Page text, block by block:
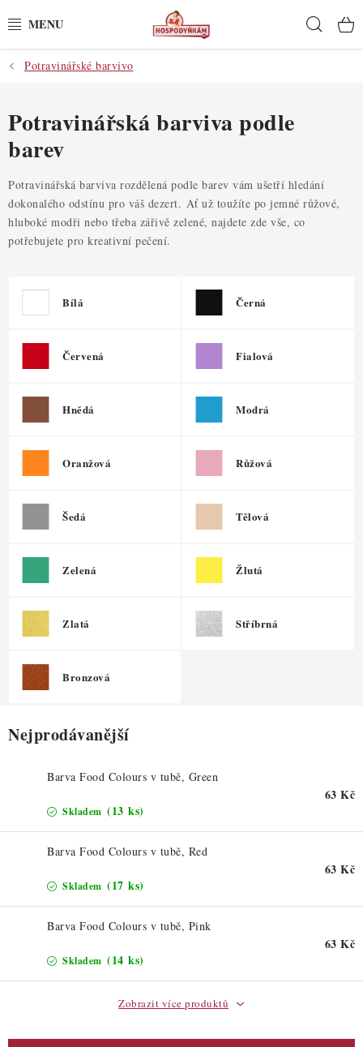
na
POTŘEBY
POMŮCKY
SUROVINY
DEKORACE
PRO OSLAVY
ZDRAVÉ PEČENÍ
DÁRKOVÉ POUKAZY
TÉMATICKÉ PRODUKTY
NOVÉ ZBOŽÍ
ZNAČKY
Nepřevzetí zásilky na dobírku
Obchodní podmínky
Podmínky ochrany osobních údajů
Potravinářské barvivo
Potravinářská barviva podle
barev
Potravinářská barviva rozdělená podle barev vám ušetří hledání
dokonalého odstínu pro váš dezert. Ať už toužíte po jemné růžové,
hluboké modři nebo třeba zářivě zelené, najdete zde vše, co
potřebujete pro kreativní pečení.
Bílá Černá
Červená Fialová
Hnědá Modrá
Oranžová Růžová
Šedá Tělová
Zelená Žlutá
Zlatá Stříbrná
Bronzová
Nejprodávanější
Barva Food Colours v tubě, Green
Skladem (13 ks)
63 Kč
Barva Food Colours v tubě, Red
Skladem (17 ks)
63 Kč
Barva Food Colours v tubě, Pink
Skladem (14 ks)
63 Kč
Zobrazit více produktů